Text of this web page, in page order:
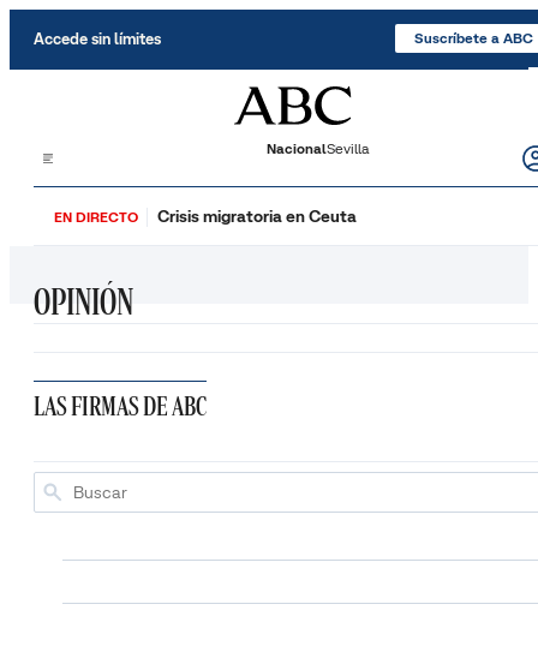
Accede sin límites Suscríbete a ABC
NacionalSevilla
EN DIRECTO Crisis migratoria en Ceuta
OPINIÓN
LAS FIRMAS DE ABC